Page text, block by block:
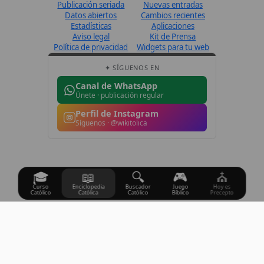
Canal de WhatsApp
Únete · publicación regular
Perfil de Instagram
Síguenos · @wikitolica